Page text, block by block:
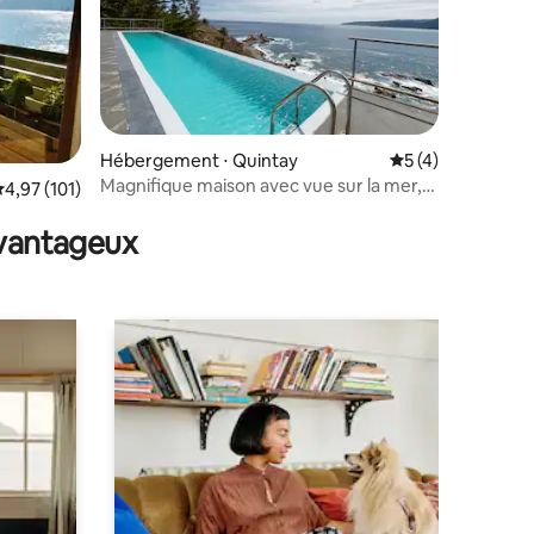
: 4,93 sur 5
moyenne sur la base de 101 commentaires : 4,97 sur 5
4,97 (101)
Hébergement ⋅ Quintay Évaluation
5 (4)
Magnifique maison avec vue sur la mer,